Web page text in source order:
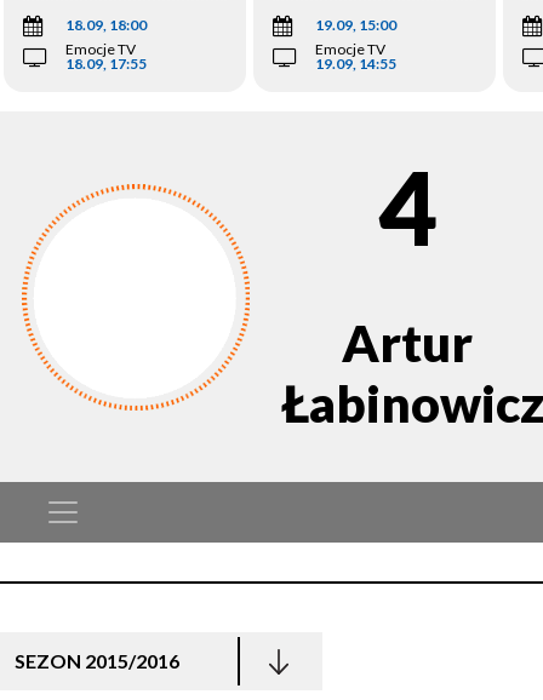
18.09, 18:00
Emocje TV
18.09, 17:55
19.09, 15:00
Emocje TV
19.09, 14:55
4
Artur
Łabinowicz
SEZON 2015/2016